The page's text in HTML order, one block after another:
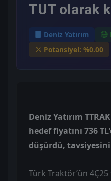
TUT olarak
Deniz Yatırım
Potansiyel: %0.00
Deniz Yatırım
hedef fiyatını 736
düşürdü,
Türk Traktör’ün